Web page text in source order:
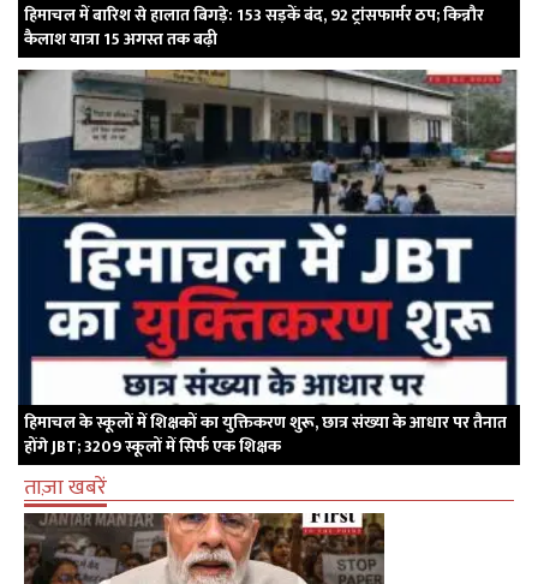
हिमाचल में बारिश से हालात बिगड़े: 153 सड़कें बंद, 92 ट्रांसफार्मर ठप; किन्नौर
कैलाश यात्रा 15 अगस्त तक बढ़ी
हिमाचल के स्कूलों में शिक्षकों का युक्तिकरण शुरू, छात्र संख्या के आधार पर तैनात
होंगे JBT; 3209 स्कूलों में सिर्फ एक शिक्षक
ताज़ा खबरें